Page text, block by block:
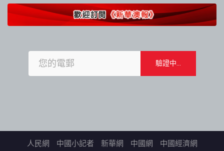
人民網 中國小記者 新華網 中國網 中國經濟網